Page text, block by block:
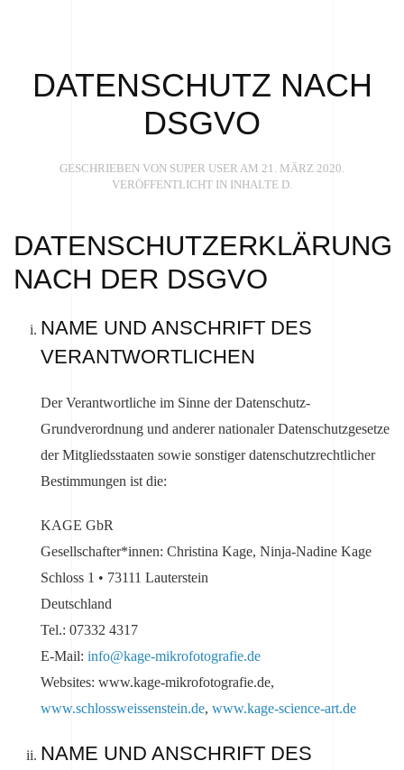
DATENSCHUTZ NACH
DSGVO
GESCHRIEBEN VON SUPER USER AM 21. MÄRZ 2020.
VERÖFFENTLICHT IN INHALTE D.
DATENSCHUTZERKLÄRUNG
NACH DER DSGVO
NAME UND ANSCHRIFT DES
VERANTWORTLICHEN
Der Verantwortliche im Sinne der Datenschutz-
Grundverordnung und anderer nationaler Datenschutzgesetze
der Mitgliedsstaaten sowie sonstiger datenschutzrechtlicher
Bestimmungen ist die:
KAGE GbR
Gesellschafter*innen: Christina Kage, Ninja-Nadine Kage
Schloss 1 • 73111 Lauterstein
Deutschland
Tel.: 07332 4317
E-Mail: info@kage-mikrofotografie.de
Websites: www.kage-mikrofotografie.de,
www.schlossweissenstein.de, www.kage-science-art.de
NAME UND ANSCHRIFT DES